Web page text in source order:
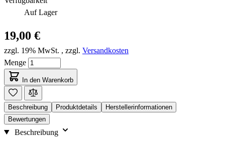
Auf Lager
19,00 €
zzgl. 19% MwSt. , zzgl. Versandkosten
Menge
In den Warenkorb
Beschreibung Produktdetails
Herstellerinformationen
Bewertungen
Beschreibung